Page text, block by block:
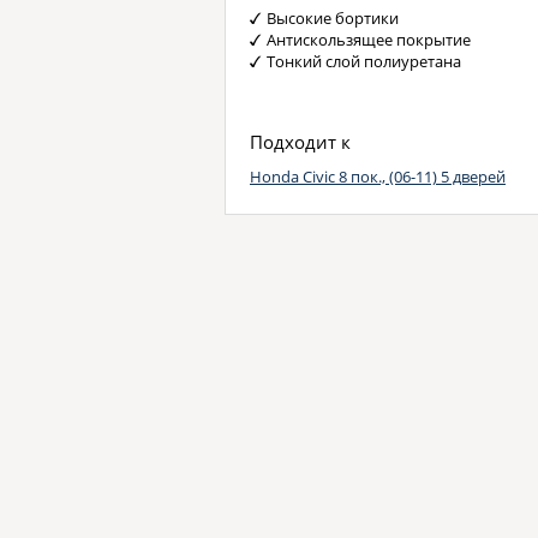
Высокие бортики
Антискользящее покрытие
Тонкий слой полиуретана
Подходит к
Honda Civic 8 пок., (06-11) 5 дверей